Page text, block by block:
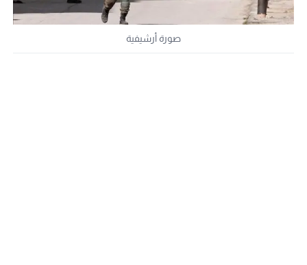
صورة أرشيفية